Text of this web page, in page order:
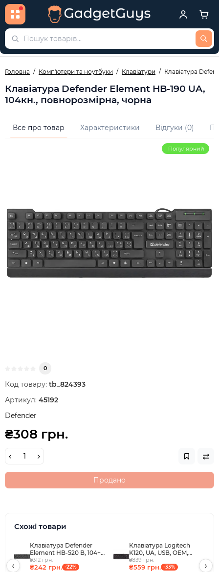
Головна Комп'ютери та ноутбуки Клавіатури Клавіатура
Клавіатура Defender Element HB-190 UA,
104кн., повнорозмірна, чорна
Все про товар Характеристики Відгуки (0)
Популярний
0
Код товару: tb_824393
Артикул: 45192
Defender
₴308 грн.
Продано
Схожі товари
Клавіатура Defender
Element HB-520 B, 104+3
кн., UA, USB, чорна
₴312 грн.
₴242 грн. -22%
Клавіатура Logitech
K120, UA, USB, OEM,
чорна
₴839 грн.
₴559 грн. -33%
‹ ›